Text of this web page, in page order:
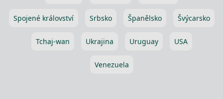
Spojené království Srbsko Španělsko Švýcarsko
Tchaj-wan Ukrajina Uruguay USA
Venezuela